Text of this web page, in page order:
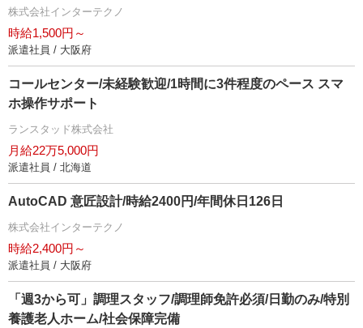
株式会社インターテクノ
時給1,500円～
派遣社員 / 大阪府
コールセンター/未経験歓迎/1時間に3件程度のペース スマ
ホ操作サポート
ランスタッド株式会社
月給22万5,000円
派遣社員 / 北海道
AutoCAD 意匠設計/時給2400円/年間休日126日
株式会社インターテクノ
時給2,400円～
派遣社員 / 大阪府
「週3から可」調理スタッフ/調理師免許必須/日勤のみ/特別
養護老人ホーム/社会保障完備